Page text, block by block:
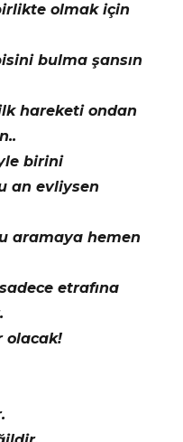
olmak için
bulma şansın
hareketi ondan
birini
an evliysen
aramaya hemen
etrafına
olacak!